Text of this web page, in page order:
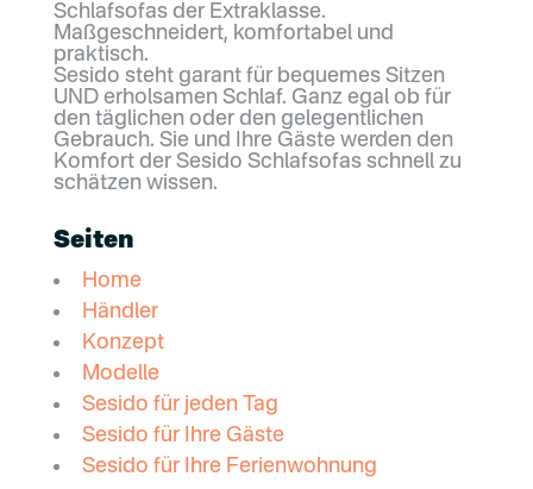
Schlafsofas der Extraklasse.
Maßgeschneidert, komfortabel und
praktisch.
Sesido steht garant für bequemes Sitzen
UND erholsamen Schlaf. Ganz egal ob für
den täglichen oder den gelegentlichen
Gebrauch. Sie und Ihre Gäste werden den
Komfort der Sesido Schlafsofas schnell zu
schätzen wissen.
Seiten
Home
Händler
Konzept
Modelle
Sesido für jeden Tag
Sesido für Ihre Gäste
Sesido für Ihre Ferienwohnung